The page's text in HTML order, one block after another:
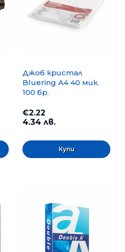
Джоб кристал
Bluering А4 40 мик.
100 бр.
€2.22
4.34 лв.